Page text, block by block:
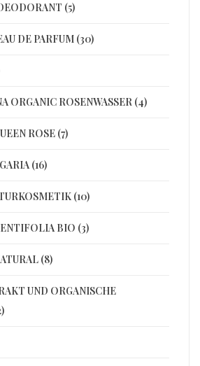
(5)
DE PARFUM (30)
ORGANIC ROSENWASSER (4)
ROSE (7)
(16)
(10)
BIO (3)
(8)
UND ORGANISCHE